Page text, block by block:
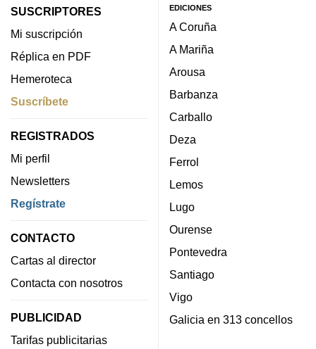
SUSCRIPTORES
Mi suscripción
Réplica en PDF
Hemeroteca
Suscríbete
REGISTRADOS
Mi perfil
Newsletters
Regístrate
CONTACTO
Cartas al director
Contacta con nosotros
PUBLICIDAD
Tarifas publicitarias
EDICIONES
A Coruña
A Mariña
Arousa
Barbanza
Carballo
Deza
Ferrol
Lemos
Lugo
Ourense
Pontevedra
Santiago
Vigo
Galicia en 313 concellos